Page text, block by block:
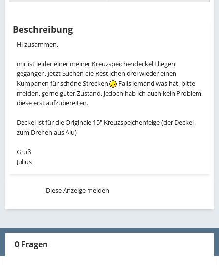
Beschreibung
Hi zusammen,
mir ist leider einer meiner Kreuzspeichendeckel Fliegen
gegangen. Jetzt Suchen die Restlichen drei wieder einen
Kumpanen für schöne Strecken
Falls jemand was hat, bitte
melden, gerne guter Zustand, jedoch hab ich auch kein Problem
diese erst aufzubereiten.
Deckel ist für die Originale 15" Kreuzspeichenfelge (der Deckel
zum Drehen aus Alu)
Gruß
Julius
Diese Anzeige melden
0 Fragen